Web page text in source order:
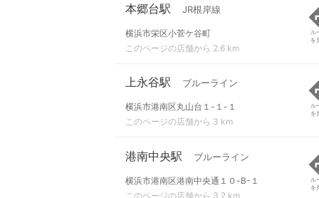
本郷台駅 JR根岸線
横浜市栄区小菅ケ谷町
このページの店舗から 2.6 km
ル
を
上永谷駅 ブルーライン
横浜市港南区丸山台１-１-１
このページの店舗から 3 km
ル
を
港南中央駅 ブルーライン
横浜市港南区港南中央通１０-B-１
このページの店舗から 3.2 km
ル
を